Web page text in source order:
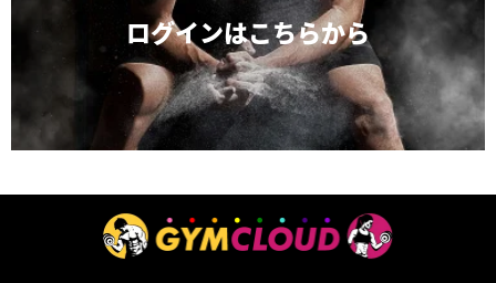
ログインはこちらから